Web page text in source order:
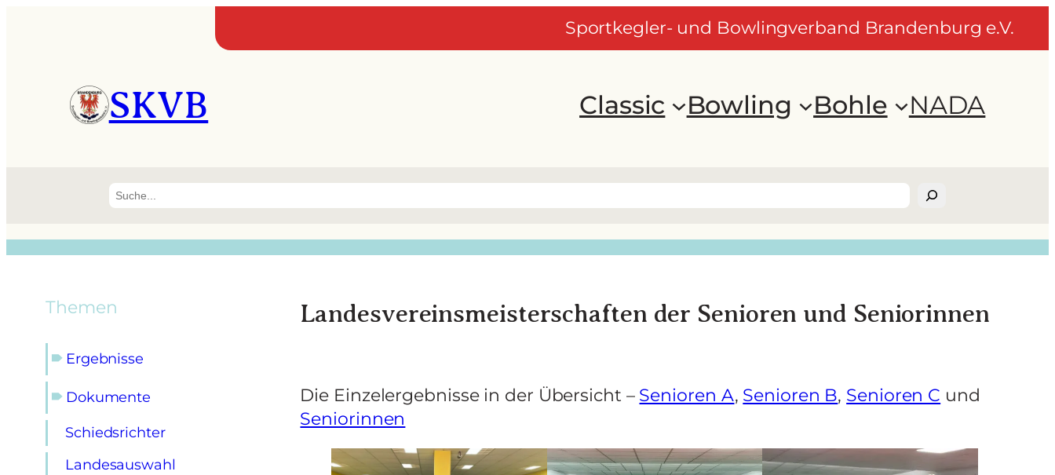
Sportkegler- und Bowlingverband Brandenburg e.V.
SKVB Classic Bowling Bohle NADA
Suchen
Themen
🠶 Ergebnisse
🠶 Dokumente
Schiedsrichter
Landesauswahl
Landesvereinsmeisterschaften der Senioren und Seniorinnen
Die Einzelergebnisse in der Übersicht – Senioren A, Senioren B, Senioren C und
Seniorinnen